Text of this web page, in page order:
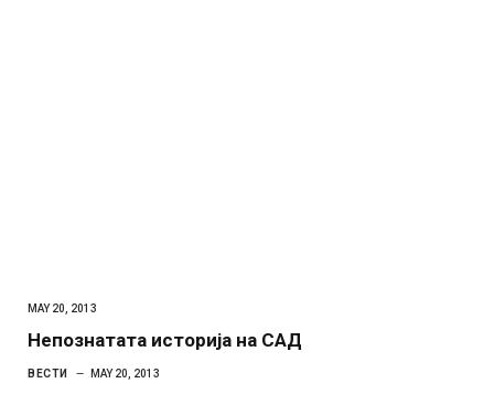
MAY 20, 2013
Непознатата историја на САД
ВЕСТИ MAY 20, 2013